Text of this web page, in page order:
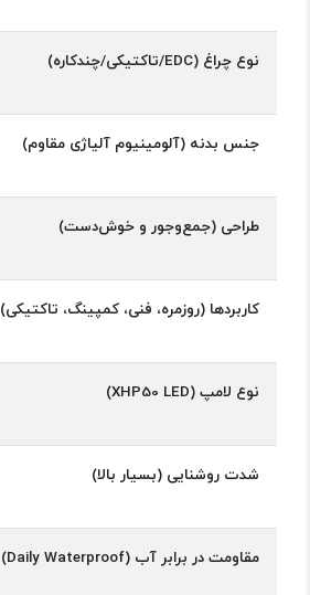
نوع چراغ (EDC/تاکتیکی/چندکاره)
جنس بدنه (آلومینیوم آلیاژی مقاوم)
طراحی (جمع‌وجور و خوش‌دست)
کاربردها (روزمره، فنی، کمپینگ، تاکتیکی)
نوع لامپ (XHP50 LED)
شدت روشنایی (بسیار بالا)
مقاومت در برابر آب (Daily Waterproof)